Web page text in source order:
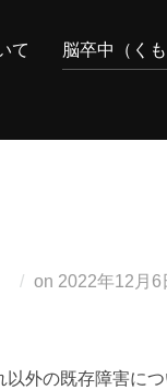
て 脳卒中（く
on 投
2022年12月6
外の既存障害に